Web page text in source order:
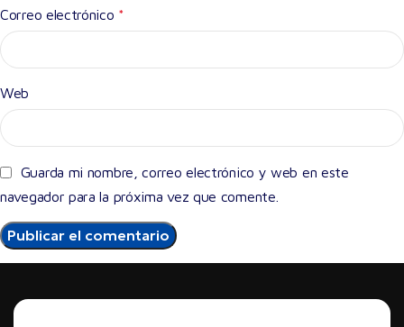
Correo electrónico *
Web
Guarda mi nombre, correo electrónico y web en este
navegador para la próxima vez que comente.